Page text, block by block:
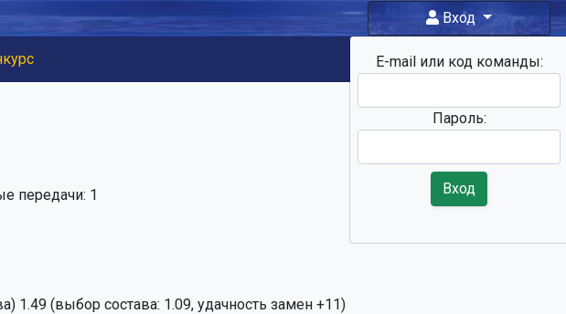
Вход
E-mail или код команды:
Пароль:
Вход
передачи: 1
1.49 (выбор состава: 1.09, удачность замен +11)